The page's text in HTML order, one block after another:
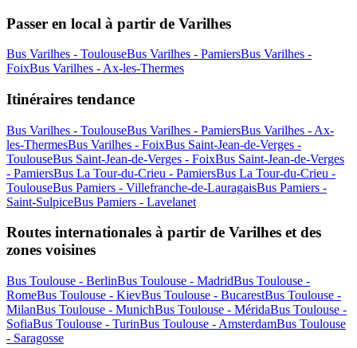
Passer en local à partir de Varilhes
Bus Varilhes - ToulouseBus Varilhes - PamiersBus Varilhes -
FoixBus Varilhes - Ax-les-Thermes
Itinéraires tendance
Bus Varilhes - ToulouseBus Varilhes - PamiersBus Varilhes - Ax-
les-ThermesBus Varilhes - FoixBus Saint-Jean-de-Verges -
ToulouseBus Saint-Jean-de-Verges - FoixBus Saint-Jean-de-Verges
- PamiersBus La Tour-du-Crieu - PamiersBus La Tour-du-Crieu -
ToulouseBus Pamiers - Villefranche-de-LauragaisBus Pamiers -
Saint-SulpiceBus Pamiers - Lavelanet
Routes internationales à partir de Varilhes et des
zones voisines
Bus Toulouse - BerlinBus Toulouse - MadridBus Toulouse -
RomeBus Toulouse - KievBus Toulouse - BucarestBus Toulouse -
MilanBus Toulouse - MunichBus Toulouse - MéridaBus Toulouse -
SofiaBus Toulouse - TurinBus Toulouse - AmsterdamBus Toulouse
- Saragosse